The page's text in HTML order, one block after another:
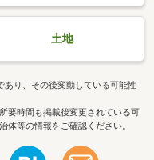
土地
り、その後変動している可能性
要時間も掲載後変更されている可
体等の情報をご確認ください。